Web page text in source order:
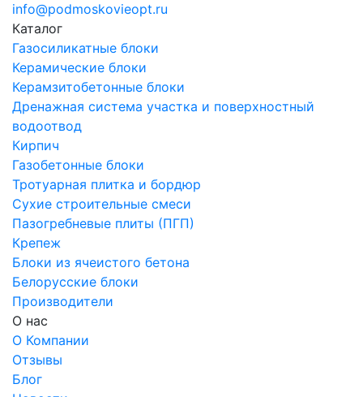
info@podmoskovieopt.ru
Каталог
Газосиликатные блоки
Керамические блоки
Керамзитобетонные блоки
Дренажная система участка и поверхностный
водоотвод
Кирпич
Газобетонные блоки
Тротуарная плитка и бордюр
Сухие строительные смеси
Пазогребневые плиты (ПГП)
Крепеж
Блоки из ячеистого бетона
Белорусские блоки
Производители
О нас
О Компании
Отзывы
Блог